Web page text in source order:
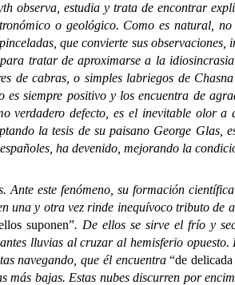
estudia y trata de encontrar
o geológico. Como es natural,
que convierte sus
tratar de aproximarse a la
de cabras, o simples labriegos de
es siempre positivo y los encuentra de
verdadero defecto, es el inevitable olor
la tesis de su paisano George
ha devenido, mejorando la
este fenómeno, su formación científica
una y otra vez rinde inequívoco tributo de
suponen”. De ellos se sirve el frío y
lluvias al cruzar al hemisferio
navegando, que él encuentra“de
más bajas. Estas nubes discurren por